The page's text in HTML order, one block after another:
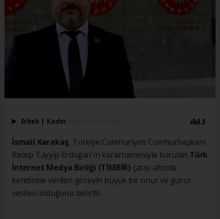
Erkek Kadın
İsmail Karakaş, Türkiye Cumhuriyeti Cumhurbaşkanı
Recep Tayyip Erdoğan'ın kararnamesiyle kurulan Türk
İnternet Medya Birliği (TİMBİR) çatısı altında
kendisine verilen görevin büyük bir onur ve gurur
vesilesi olduğunu belirtti.